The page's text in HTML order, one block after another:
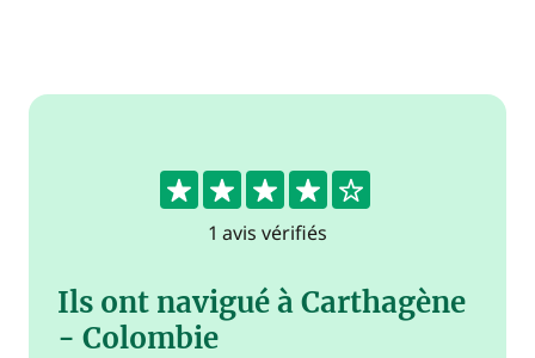
4
1 avis vérifiés
Ils ont navigué à Carthagène
- Colombie